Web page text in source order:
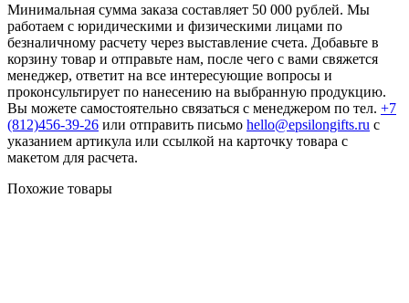
Минимальная сумма заказа составляет 50 000 рублей. Мы
работаем с юридическими и физическими лицами по
безналичному расчету через выставление счета. Добавьте в
корзину товар и отправьте нам, после чего с вами свяжется
менеджер, ответит на все интересующие вопросы и
проконсультирует по нанесению на выбранную продукцию.
Вы можете самостоятельно связаться с менеджером по тел. +7
(812)456-39-26 или отправить письмо hello@epsilongifts.ru с
указанием артикула или ссылкой на карточку товара с
макетом для расчета.
Похожие товары